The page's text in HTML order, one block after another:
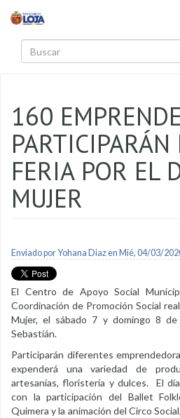
160
FERIA POR EL
MUJER
Enviado porYohana Diazen Mié, 04/03/
El Centro de Apoyo Social
Coordinación de Promoción Social
Mujer, el sábado 7 y domingo 8 de
Sebastián.
Participarán diferentes
expenderá una variedad de
artesanías, floristería y dulces. El
con la participación del Ballet
Quimera y la animación del Circo